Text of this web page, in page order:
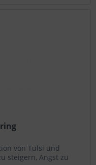
von Tulsi und
steigern, Angst zu